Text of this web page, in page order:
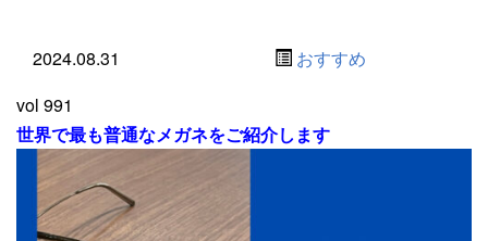
2024.08.31
おすすめ
vol 991
世界で最も普通なメガネをご紹介します